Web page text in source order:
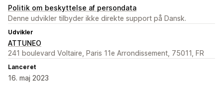
Politik om beskyttelse af persondata
Denne udvikler tilbyder ikke direkte support på Dansk.
Udvikler
ATTUNEO
241 boulevard Voltaire, Paris 11e Arrondissement, 75011, FR
Lanceret
16. maj 2023